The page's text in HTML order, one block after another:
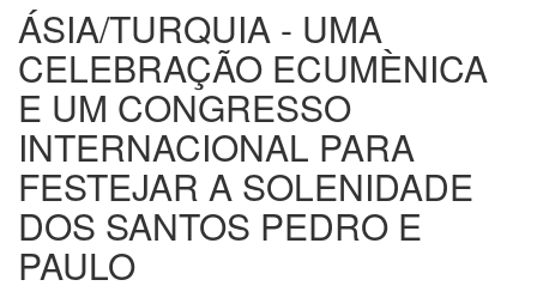
ÁSIA/TURQUIA - UMA
CELEBRAÇÃO ECUMÈNICA
E UM CONGRESSO
INTERNACIONAL PARA
FESTEJAR A SOLENIDADE
DOS SANTOS PEDRO E
PAULO